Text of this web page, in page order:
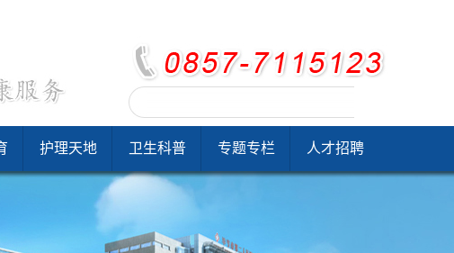
护理天地 卫生科普 专题专栏 人才招聘